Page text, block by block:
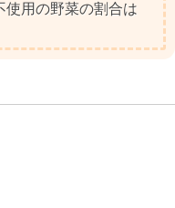
使用の野菜の割合は